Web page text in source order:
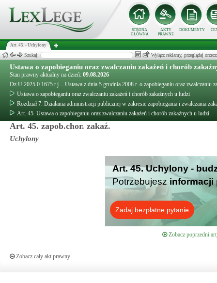
STRONA
GŁÓWNA
AKTY
PRAWNE
DOKUMENTY
Art. 45. - Uchylony
Szukaj: Wyłącz reklamy, przeglądaj
Ustawa o zapobieganiu oraz zwalczaniu zakażeń i chorób
Stan prawny aktualny na dzień: 09.08.2026
Dz.U.2025.0.1675 t.j. - Ustawa z dnia 5 grudnia 2008 r. o zapobieganiu oraz zwalczaniu
Ustawa o zapobieganiu oraz zwalczaniu zakażeń i chorób zakaźnych u ludzi
Rozdział 7. Działania administracji publicznej w zakresie zapobiegania i zwalczania
Art. 45. Ustawa o zapobieganiu oraz zwalczaniu zakażeń i chorób zakaźnych u ludzi
Art. 45. zapob.chor. zakaź.
Uchylony
Art. 45. Uchylony -
Potrzebujesz informacji
Zadaj bezpłatne pytanie
Zobacz poprzedni
Zobacz cały akt prawny